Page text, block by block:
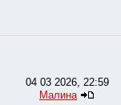
04 03 2026, 22:59
Малина